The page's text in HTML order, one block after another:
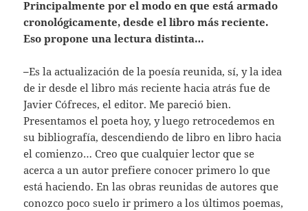
Principalmente por el modo en que está armado
cronológicamente, desde el libro más reciente.
Eso propone una lectura distinta…
–Es la actualización de la poesía reunida, sí, y la idea
de ir desde el libro más reciente hacia atrás fue de
Javier Cófreces, el editor. Me pareció bien.
Presentamos el poeta hoy, y luego retrocedemos en
su bibliografía, descendiendo de libro en libro hacia
el comienzo… Creo que cualquier lector que se
acerca a un autor prefiere conocer primero lo que
está haciendo. En las obras reunidas de autores que
conozco poco suelo ir primero a los últimos poemas,